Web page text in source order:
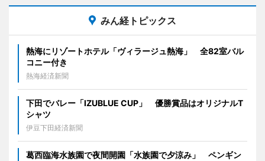
みん経トピックス
熱海にリゾートホテル「ヴィラージュ熱海」 全82室バル
コニー付き
熱海経済新聞
下田でバレー「IZUBLUE CUP」 優勝賞品はオリジナルT
シャツ
伊豆下田経済新聞
葛西臨海水族園で夜間開園「水族園で夕涼み」 ペンギン